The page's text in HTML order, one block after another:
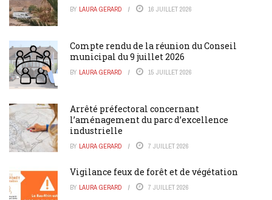
BY LAURA GERARD 16 JUILLET 2026
Compte rendu de la réunion du Conseil
municipal du 9 juillet 2026
BY LAURA GERARD 15 JUILLET 2026
Arrêté préfectoral concernant
l’aménagement du parc d’excellence
industrielle
BY LAURA GERARD 7 JUILLET 2026
Vigilance feux de forêt et de végétation
BY LAURA GERARD 7 JUILLET 2026